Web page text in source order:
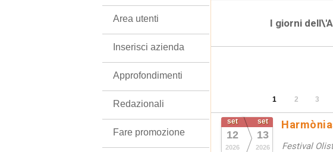
I giorni
1 2 3
set
12
2026
set
13
2026 Festival
Area utenti
Inserisci azienda
Approfondimenti
Redazionali
Fare promozione